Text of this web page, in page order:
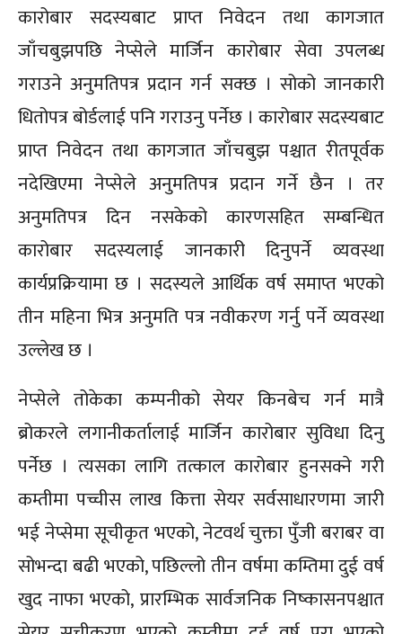
कारोबार सदस्यबाट प्राप्त निवेदन तथा कागजात
जाँचबुझपछि नेप्सेले मार्जिन कारोबार सेवा उपलब्ध
गराउने अनुमतिपत्र प्रदान गर्न सक्छ । सोको जानकारी
धितोपत्र बोर्डलाई पनि गराउनु पर्नेछ । कारोबार सदस्यबाट
प्राप्त निवेदन तथा कागजात जाँचबुझ पश्चात रीतपूर्वक
नदेखिएमा नेप्सेले अनुमतिपत्र प्रदान गर्ने छैन । तर
अनुमतिपत्र दिन नसकेको कारणसहित सम्बन्धित
कारोबार सदस्यलाई जानकारी दिनुपर्ने व्यवस्था
कार्यप्रक्रियामा छ । सदस्यले आर्थिक वर्ष समाप्त भएको
तीन महिना भित्र अनुमति पत्र नवीकरण गर्नु पर्ने व्यवस्था
उल्लेख छ ।
नेप्सेले तोकेका कम्पनीको सेयर किनबेच गर्न मात्रै
ब्रोकरले लगानीकर्तालाई मार्जिन कारोबार सुविधा दिनु
पर्नेछ । त्यसका लागि तत्काल कारोबार हुनसक्ने गरी
कम्तीमा पच्चीस लाख कित्ता सेयर सर्वसाधारणमा जारी
भई नेप्सेमा सूचीकृत भएको, नेटवर्थ चुक्ता पुँजी बराबर वा
सोभन्दा बढी भएको, पछिल्लो तीन वर्षमा कम्तिमा दुई वर्ष
खुद नाफा भएको, प्रारम्भिक सार्वजनिक निष्कासनपश्चात